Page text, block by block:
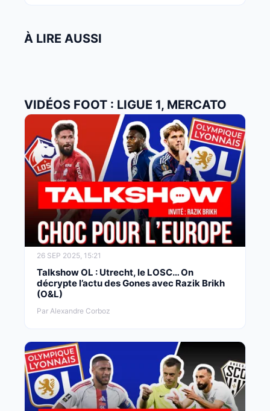
À LIRE AUSSI
VIDÉOS FOOT : LIGUE 1, MERCATO
26 SEP 2025, 15:21
Talkshow OL : Utrecht, le LOSC… On
décrypte l’actu des Gones avec Razik Brikh
(O&L)
Par Alexandre Corboz